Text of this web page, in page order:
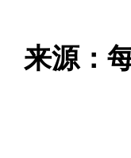
来源：